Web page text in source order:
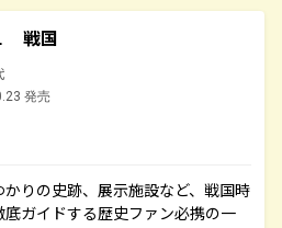
戦国
発売
りの史跡、展示施設など、戦国時
ガイドする歴史ファン必携の一